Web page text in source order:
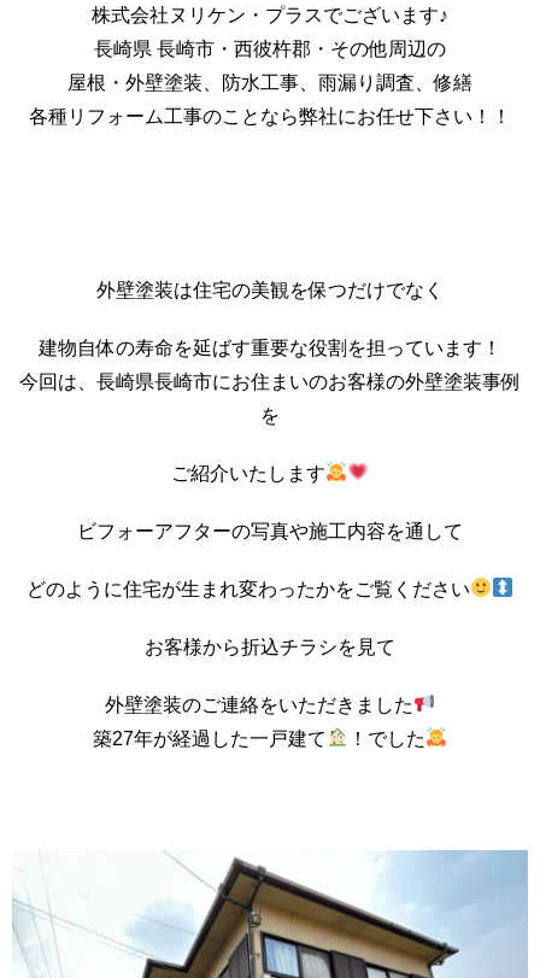
株式会社ヌリケン・プラスでございます♪
長崎県 長崎市・西彼杵郡・その他周辺の
屋根・外壁塗装、防水工事、雨漏り調査、修繕
各種リフォーム工事のことなら弊社にお任せ下さい！！
外壁塗装は住宅の美観を保つだけでなく
建物自体の寿命を延ばす重要な役割を担っています！
今回は、長崎県長崎市にお住まいのお客様の外壁塗装事例
を
ご紹介いたします
ビフォーアフターの写真や施工内容を通して
どのように住宅が生まれ変わったかをご覧ください
お客様から折込チラシを見て
外壁塗装のご連絡をいただきました
築27年が経過した一戸建て
！でした